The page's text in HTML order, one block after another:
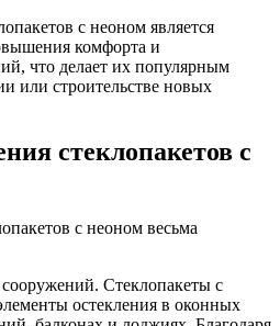
с неоном является
комфорта и
что делает их популярным
или строительстве новых
стеклопакетов с
с неоном весьма
Стеклопакеты с
остекления в оконных